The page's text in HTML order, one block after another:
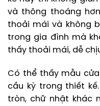
và thông thoáng
thoải mái và không
trong gia đình mà
thấy thoải mái, dễ
Có thể thấy mẫu
cầu kỳ trong thiết
tròn, chữ nhật khác